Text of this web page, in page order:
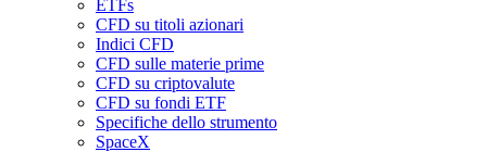
ETFs
CFD su titoli azionari
Indici CFD
CFD sulle materie prime
CFD su criptovalute
CFD su fondi ETF
Specifiche dello strumento
SpaceX